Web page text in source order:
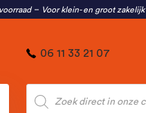
Voor klein- en groot zakelijk
06 11 33 21 07
Producten
zoeken